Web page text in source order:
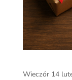
Wieczór 14